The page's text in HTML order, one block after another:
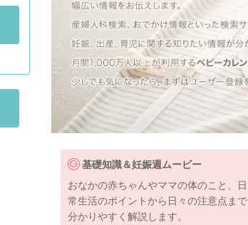
基礎知識＆妊娠週ムービー
おなかの赤ちゃんやママの体のこと、日
常生活のポイントから日々の注意点まで
分かりやすく解説します。